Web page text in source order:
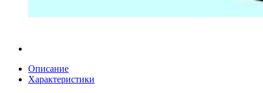
Описание
Характеристики